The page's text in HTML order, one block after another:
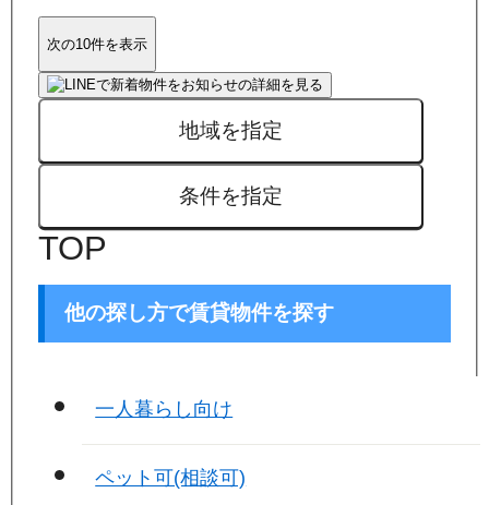
次の10件を表示
地域を指定
条件を指定
TOP
他の探し方で賃貸物件を探す
一人暮らし向け
ペット可(相談可)